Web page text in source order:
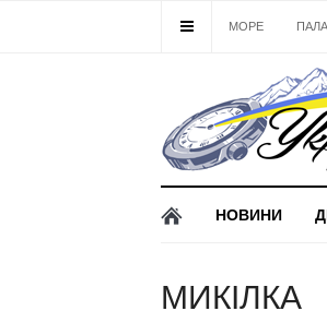
МОРЕ
НОВИНИ
МИКІЛКА